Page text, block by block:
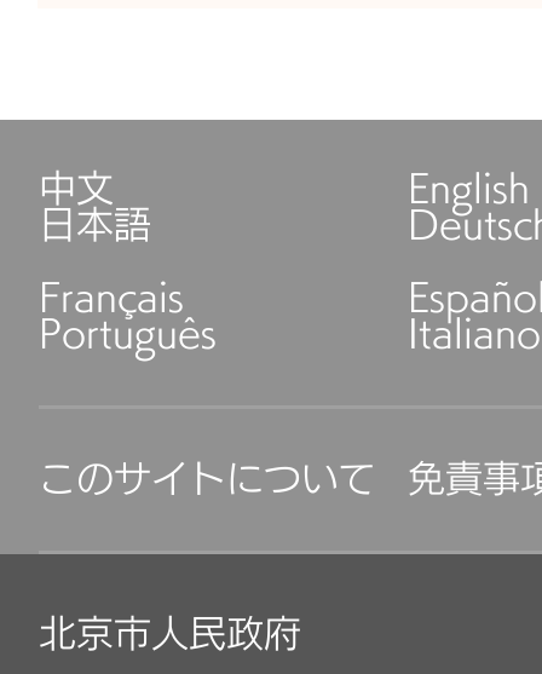
中文 English
日本語
Français
Português Italiano
このサイトについて 免責事
北京市人民政府